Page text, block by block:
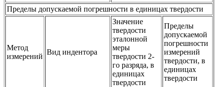
Пределы допускаемой погрешности в единицах твердости
Метод
измерений
Вид индентора
Значение
твердости
эталонной
меры
твердости 2-
го разряда, в
единицах
твердости
Пределы
допускаемой
погрешности
измерений
твердости, в
единицах
твердости